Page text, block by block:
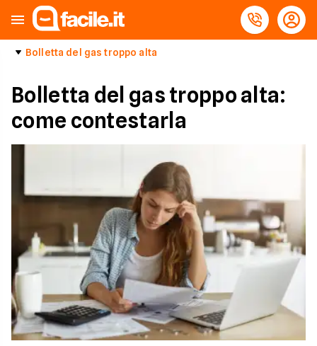
Bolletta del gas troppo alta
Bolletta del gas troppo alta:
come contestarla